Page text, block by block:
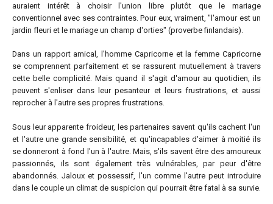
auraient intérêt à choisir l'union libre plutôt que le mariage
conventionnel avec ses contraintes. Pour eux, vraiment, "l'amour est un
jardin fleuri et le mariage un champ d'orties" (proverbe finlandais).
Dans un rapport amical, l'homme Capricorne et la femme Capricorne
se comprennent parfaitement et se rassurent mutuellement à travers
cette belle complicité. Mais quand il s'agit d'amour au quotidien, ils
peuvent s'enliser dans leur pesanteur et leurs frustrations, et aussi
reprocher à l'autre ses propres frustrations.
Sous leur apparente froideur, les partenaires savent qu'ils cachent l'un
et l'autre une grande sensibilité, et qu'incapables d'aimer à moitié ils
se donneront à fond l'un à l'autre. Mais, s'ils savent être des amoureux
passionnés, ils sont également très vulnérables, par peur d'être
abandonnés. Jaloux et possessif, l'un comme l'autre peut introduire
dans le couple un climat de suspicion qui pourrait être fatal à sa survie.